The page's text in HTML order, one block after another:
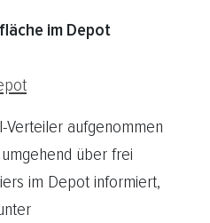
im Depot
Verteiler aufgenommen
über frei
im Depot informiert,